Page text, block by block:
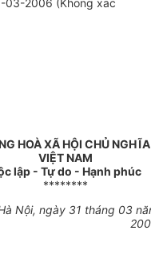
03-2006 (Khong xac
HOÀ XÃ HỘI CHỦ NGHĨA
VIỆT NAM
lập - Tự do - Hạnh phúc
********
Nội, ngày 31 tháng 03